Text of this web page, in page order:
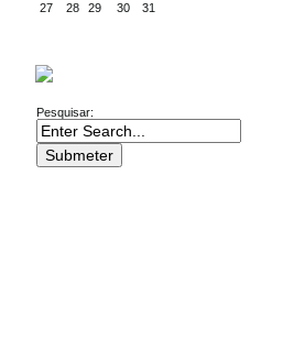
27
28 29 30 31
Pesquisar: